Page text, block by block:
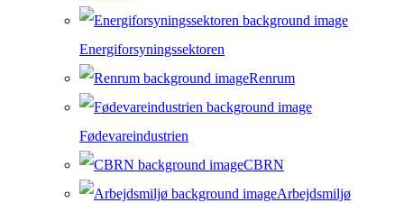
Energiforsyningssektoren
Renrum
Fødevareindustrien
CBRN
Arbejdsmiljø